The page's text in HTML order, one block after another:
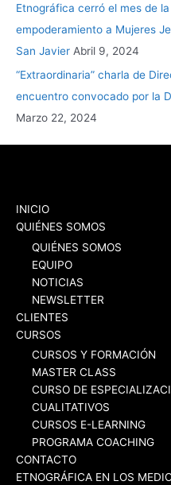
Etnográfica cerró el mes de
empoderamiento a Mujeres
San Javier Abril 9, 2024
“Extraordinaria” charla de
encuentro convocado por la
Marzo 22, 2024
INICIO
QUIÉNES SOMOS
QUIÉNES SOMOS
EQUIPO
NOTICIAS
NEWSLETTER
CLIENTES
CURSOS
CURSOS Y FORMACIÓN
MASTER CLASS
CURSO DE
CUALITATIVOS
CURSOS E-LEARNING
PROGRAMA COACHING
CONTACTO
ETNOGRÁFICA EN LOS